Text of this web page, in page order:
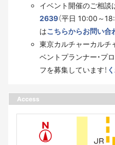
イベント開催のご相談
2639（平日 10:00～
はこちらからお問い合
東京カルチャーカルチ
ベントプランナー・プ
フを募集しています！
Access